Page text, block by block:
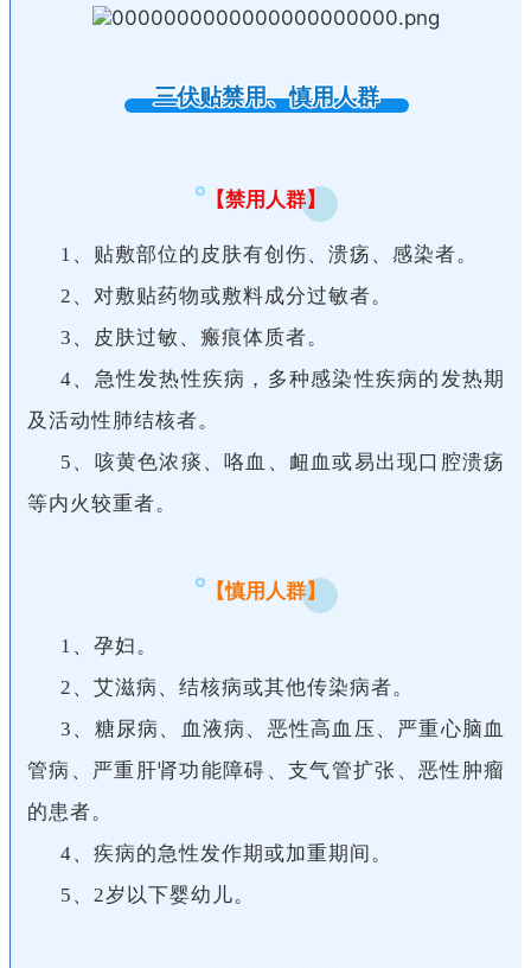
三伏贴禁用、慎用人群
【禁用人群】
1、贴敷部位的皮肤有创伤、溃疡、感染者。
2、对敷贴药物或敷料成分过敏者。
3、皮肤过敏、瘢痕体质者。
4、急性发热性疾病，多种感染性疾病的发热期
及活动性肺结核者。
5、咳黄色浓痰、咯血、衄血或易出现口腔溃疡
等内火较重者。
【慎用人群】
1、孕妇。
2、艾滋病、结核病或其他传染病者。
3、糖尿病、血液病、恶性高血压、严重心脑血
管病、严重肝肾功能障碍、支气管扩张、恶性肿瘤
的患者。
4、疾病的急性发作期或加重期间。
5、2岁以下婴幼儿。